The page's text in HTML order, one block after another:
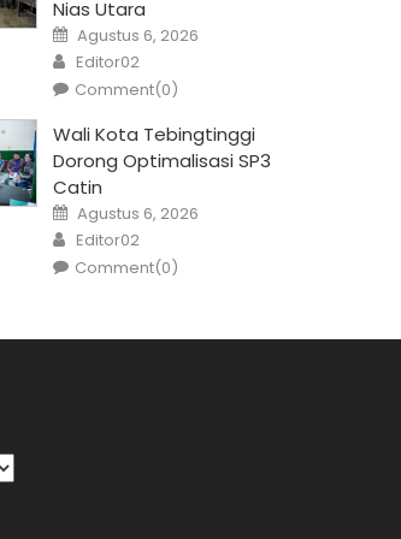
Nias Utara
Posted
on
Agustus 6, 2026
Author
Editor02
Comment(0)
Wali Kota Tebingtinggi
Dorong Optimalisasi SP3
Catin
Posted
on
Agustus 6, 2026
Author
Editor02
Comment(0)